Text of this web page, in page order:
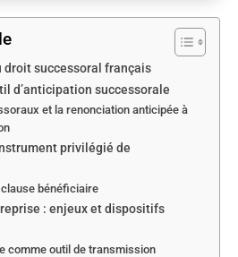
droit successoral français
d’anticipation successorale
et la renonciation anticipée à
privilégié de
bénéficiaire
: enjeux et dispositifs
comme outil de transmission